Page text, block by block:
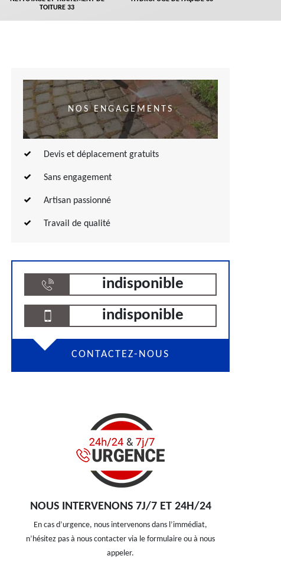
TOITURE 33
NOS ENGAGEMENTS
Devis et déplacement gratuits
Sans engagement
Artisan passionné
Travail de qualité
indisponible
indisponible
CONTACTEZ-NOUS
NOUS INTERVENONS 7J/7 ET 24H/24
En cas d’urgence, nous intervenons dans l’immédiat,
n’hésitez pas à nous contacter via le formulaire ou à nous
appeler.